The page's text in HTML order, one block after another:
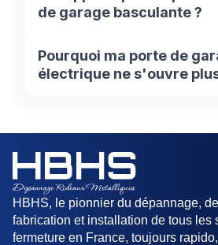
de garage basculante ?
Des entreprises spécialisées en
serrurerie assurent la réparation
garage basculante. HBHS vous
Pourquoi ma porte de
électrique ne s'ouvre
télécommande ou à
Vérifiez l’état de chacun de ces
sinon faites appel à un service
comme le nôtre, HBHS pour
et efficace.
HBHS, le pionnier du dépannage,
fabrication et installation de tous les
fermeture en France, toujours